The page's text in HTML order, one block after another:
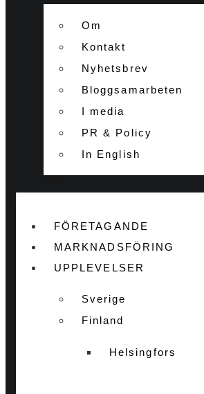
Om
Kontakt
Nyhetsbrev
Bloggsamarbeten
I media
PR & Policy
In English
FÖRETAGANDE
MARKNADSFÖRING
UPPLEVELSER
Sverige
Finland
Helsingfors